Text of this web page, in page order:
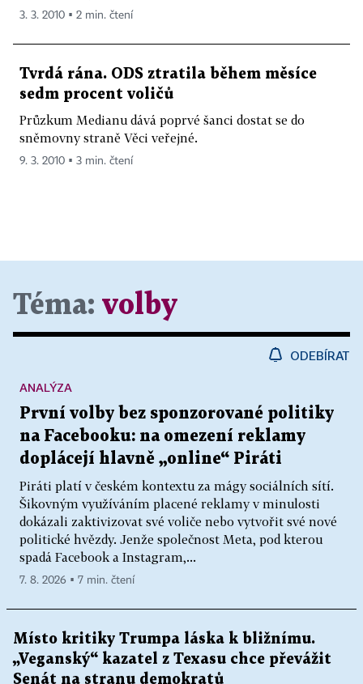
3. 3. 2010 ▪ 2 min. čtení
Tvrdá rána. ODS ztratila během měsíce
sedm procent voličů
Průzkum Medianu dává poprvé šanci dostat se do
sněmovny straně Věci veřejné.
9. 3. 2010 ▪ 3 min. čtení
Téma: volby
ODEBÍRAT
První volby bez sponzorované politiky
na Facebooku: na omezení reklamy
doplácejí hlavně „online“ Piráti
Piráti platí v českém kontextu za mágy sociálních sítí.
Šikovným využíváním placené reklamy v minulosti
dokázali zaktivizovat své voliče nebo vytvořit své nové
politické hvězdy. Jenže společnost Meta, pod kterou
spadá Facebook a Instagram,...
ANALÝZA
7. 8. 2026 ▪ 7 min. čtení
Místo kritiky Trumpa láska k bližnímu.
„Veganský“ kazatel z Texasu chce převážit
Senát na stranu demokratů